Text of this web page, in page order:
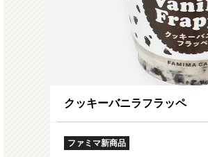
クッキーバニラフラッペ
ファミマ新商品